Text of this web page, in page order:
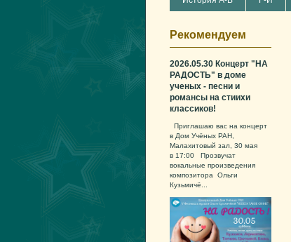
Рекомендуем
2026.05.30 Концерт "НА
РАДОСТЬ" в доме
ученых - песни и
романсы на стиихи
классиков!
Приглашаю вас на концерт
в Дом Учёных РАН,
Малахитовый зал, 30 мая
в 17:00 Прозвучат
вокальные произведения
композитора Ольги
Кузьмичё...